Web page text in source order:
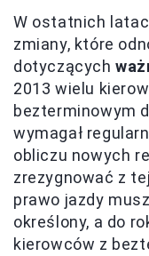
W ostatnich
zmiany, które
dotyczących
2013 wielu
bezterminowym
wymagał
obliczu nowych
zrezygnować z
prawo jazdy
określony, a do
kierowców z